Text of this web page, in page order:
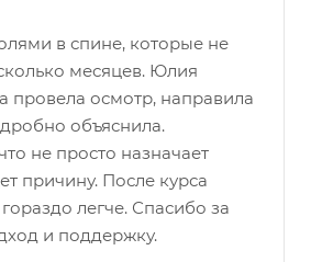
в спине, которые не
месяцев. Юлия
провела осмотр, направила
объяснила.
не просто назначает
причину. После курса
легче. Спасибо за
и поддержку.